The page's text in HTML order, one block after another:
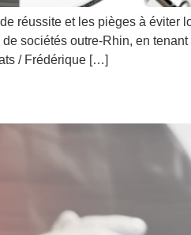
réussite et les pièges à éviter
sociétés outre-Rhin, en
/ Frédérique […]